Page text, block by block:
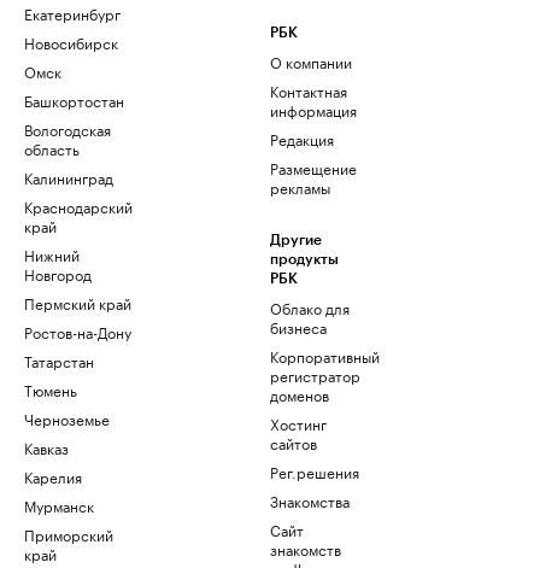
Екатеринбург
Новосибирск
Омск
Башкортостан
Вологодская
область
Калининград
Краснодарский
край
Нижний
Новгород
Пермский край
Ростов-на-Дону
Татарстан
Тюмень
Черноземье
Кавказ
Карелия
Мурманск
Приморский
край
РБК
О компании
Контактная
информация
Редакция
Размещение
рекламы
Другие
продукты
РБК
Облако для
бизнеса
Корпоративный
регистратор
доменов
Хостинг
сайтов
Рег.решения
Знакомства
Сайт
знакомств